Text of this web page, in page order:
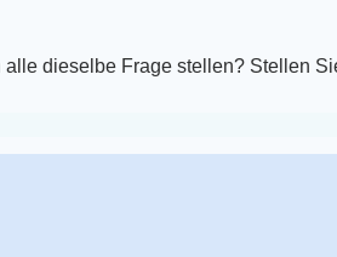
dieselbe Frage stellen? Stellen